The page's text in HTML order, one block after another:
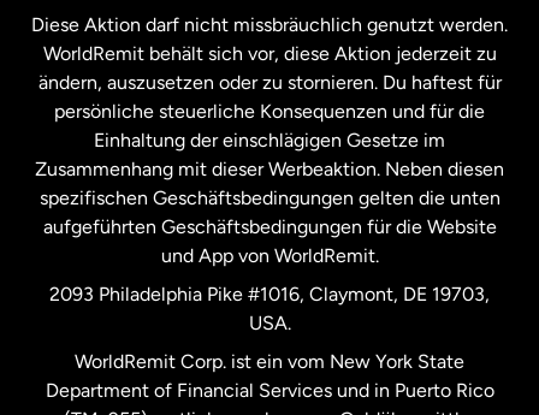
Niederlande
Schweden
Spanien
Vereinigte Staaten English
Vereinigte Staaten
Diese Aktion darf nicht missbräuchlich genutzt werden.
WorldRemit behält sich vor, diese Aktion jederzeit zu
ändern, auszusetzen oder zu stornieren. Du haftest für
persönliche steuerliche Konsequenzen und für die
Einhaltung der einschlägigen Gesetze im
Zusammenhang mit dieser Werbeaktion. Neben diesen
spezifischen Geschäftsbedingungen gelten die unten
aufgeführten Geschäftsbedingungen für die Website
und App von WorldRemit.
2093 Philadelphia Pike #1016, Claymont, DE 19703,
USA.
WorldRemit Corp. ist ein vom New York State
Department of Financial Services und in Puerto Rico